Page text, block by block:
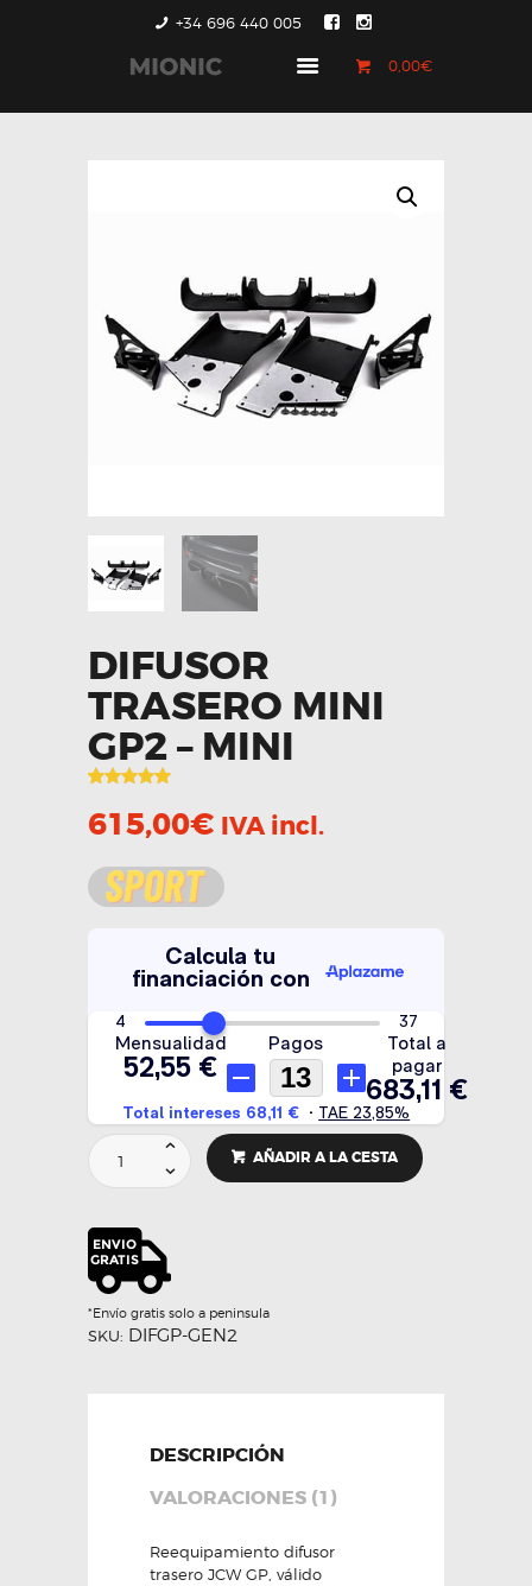
+34 696 440 005
0,00€
GENERACIÓN 1
CONTACTO
DIFUSOR
TRASERO MINI
GP2 – MINI
con 5.00
de
5 en base
cliente
615,00€ IVA incl.
TRASERO
MINI
-
MINI
cantidad
AÑADIR A LA CESTA
*Envío gratis solo a peninsula
SKU: DIFGP-GEN2
DESCRIPCIÓN
VALORACIONES (1)
Reequipamiento difusor
trasero JCW GP, válido